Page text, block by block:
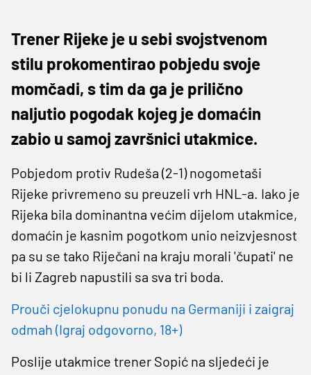
Trener Rijeke je u sebi svojstvenom
stilu prokomentirao pobjedu svoje
momčadi, s tim da ga je prilično
naljutio pogodak kojeg je domaćin
zabio u samoj završnici utakmice.
Pobjedom protiv Rudeša (2-1) nogometaši
Rijeke privremeno su preuzeli vrh HNL-a. Iako je
Rijeka bila dominantna većim dijelom utakmice,
domaćin je kasnim pogotkom unio neizvjesnost
pa su se tako Riječani na kraju morali 'čupati' ne
bi li Zagreb napustili sa sva tri boda.
Prouči cjelokupnu ponudu na Germaniji i zaigraj
odmah (Igraj odgovorno, 18+)
Poslije utakmice trener Sopić na sljedeći je